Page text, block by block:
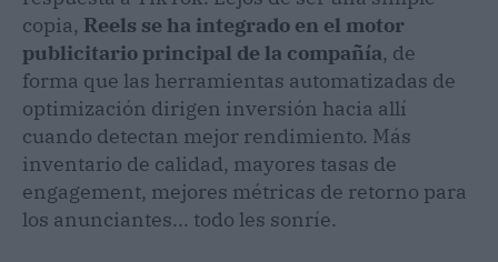
copia, Reels se ha integrado en el motor
publicitario principal de la compañía, de
forma que las herramientas automatizadas de
optimización dirigen inversión hacia allí
cuando detectan mejor rendimiento. Más
inventario de calidad, mayores tasas de
engagement, mejores métricas de retorno para
los anunciantes... todo les sonríe.